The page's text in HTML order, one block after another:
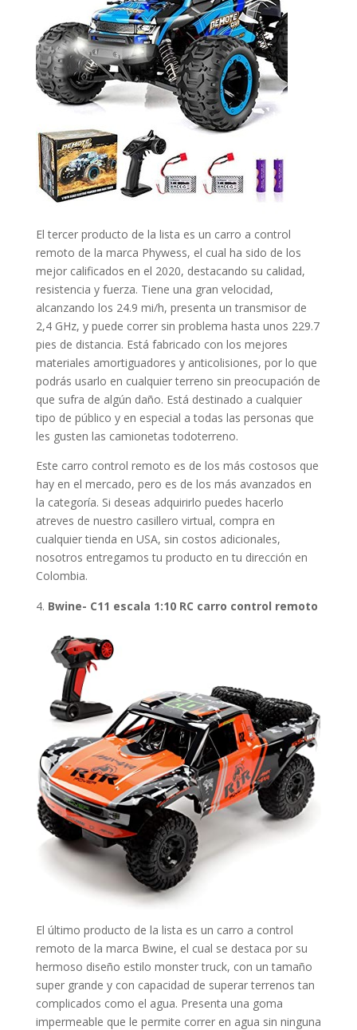
El tercer producto de la lista es un carro a control
remoto de la marca Phywess, el cual ha sido de los
mejor calificados en el 2020, destacando su calidad,
resistencia y fuerza. Tiene una gran velocidad,
alcanzando los 24.9 mi/h, presenta un transmisor de
2,4 GHz, y puede correr sin problema hasta unos 229.7
pies de distancia. Está fabricado con los mejores
materiales amortiguadores y anticolisiones, por lo que
podrás usarlo en cualquier terreno sin preocupación de
que sufra de algún daño. Está destinado a cualquier
tipo de público y en especial a todas las personas que
les gusten las camionetas todoterreno.
Este carro control remoto es de los más costosos que
hay en el mercado, pero es de los más avanzados en
la categoría. Si deseas adquirirlo puedes hacerlo
atreves de nuestro casillero virtual, compra en
cualquier tienda en USA, sin costos adicionales,
nosotros entregamos tu producto en tu dirección en
Colombia.
Bwine- C11 escala 1:10 RC carro control remoto
El último producto de la lista es un carro a control
remoto de la marca Bwine, el cual se destaca por su
hermoso diseño estilo monster truck, con un tamaño
super grande y con capacidad de superar terrenos tan
complicados como el agua. Presenta una goma
impermeable que le permite correr en agua sin ninguna